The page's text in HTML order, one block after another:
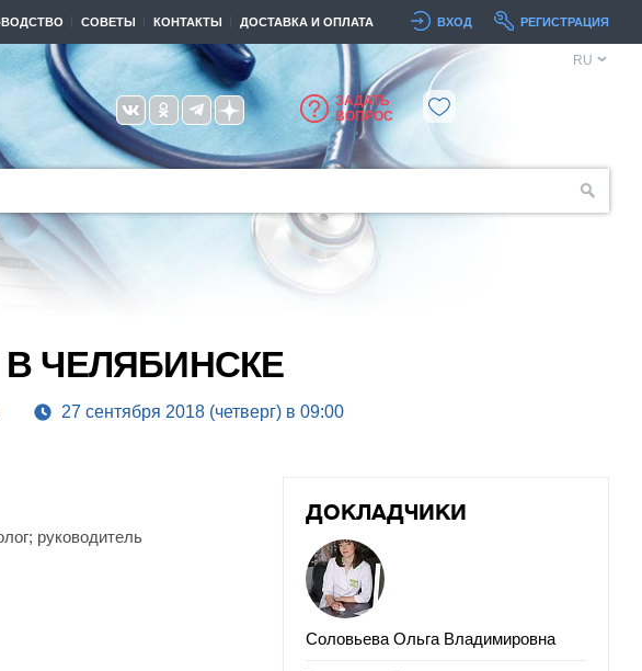
СОВЕТЫ КОНТАКТЫ ДОСТАВКА И ОПЛАТА ВХОД РЕГИСТРАЦИЯ
ЗАДАТЬ
ВОПРОС
RU
ЧЕЛЯБИНСКЕ
27 сентября 2018 (четверг) в 09:00
руководитель
ДОКЛАДЧИКИ
Соловьева Ольга Владимировна